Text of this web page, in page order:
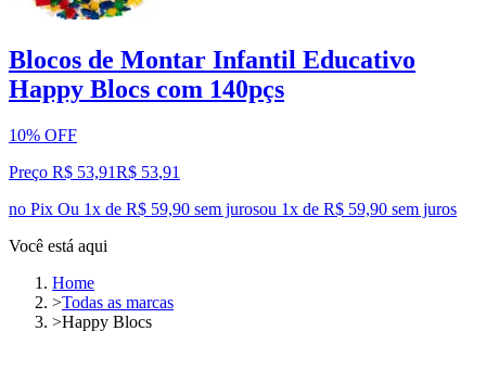
Blocos de Montar Infantil Educativo
Happy Blocs com 140pçs
10% OFF
Preço R$ 53,91R$ 53,91
no Pix Ou 1x de R$ 59,90 sem jurosou 1x de R$ 59,90 sem juros
Você está aqui
Home
>Todas as marcas
>Happy Blocs